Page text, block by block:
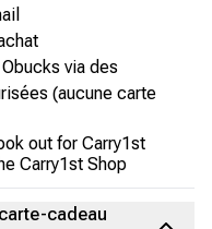
via des
(aucune carte
out for Carry1st
Carry1st Shop
cadeau